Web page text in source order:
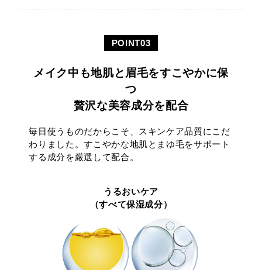
メイク中も地肌と眉毛をすこやかに保
つ
贅沢な美容成分を配合
毎日使うものだからこそ、スキンケア品質にこだ
わりました。すこやかな地肌とまゆ毛をサポート
する成分を厳選して配合。
うるおいケア
（すべて保湿成分）